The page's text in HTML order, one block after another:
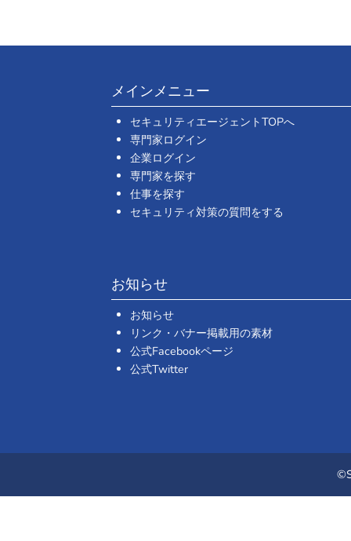
メインメニュー
セキュリティエージェントTOPへ
専門家ログイン
企業ログイン
専門家を探す
仕事を探す
セキュリティ対策の質問をする
お知らせ
お知らせ
リンク・バナー掲載用の素材
公式Facebookページ
公式Twitter